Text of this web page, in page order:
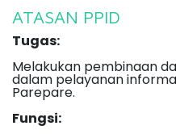
ATASAN PPID
Tugas:
Melakukan pembinaan
dalam pelayanan
Parepare.
Fungsi: